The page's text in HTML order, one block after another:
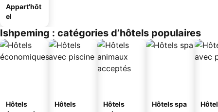
Appart’hôt
el
Ishpeming : catégories d’hôtels populaires
Hôtels
Hôtels
Hôtels
Hôtels spa